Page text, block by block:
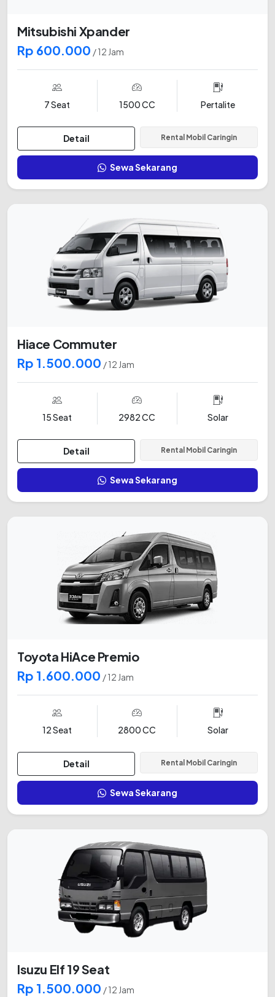
Mitsubishi Xpander
Rp 600.000 / 12 Jam
7 Seat 1500 CC Pertalite
Detail Rental Mobil Caringin
Sewa Sekarang
Hiace Commuter
Rp 1.500.000 / 12 Jam
15 Seat 2982 CC Solar
Detail Rental Mobil Caringin
Sewa Sekarang
Toyota HiAce Premio
Rp 1.600.000 / 12 Jam
12 Seat 2800 CC Solar
Detail Rental Mobil Caringin
Sewa Sekarang
Isuzu Elf 19 Seat
Rp 1.500.000 / 12 Jam